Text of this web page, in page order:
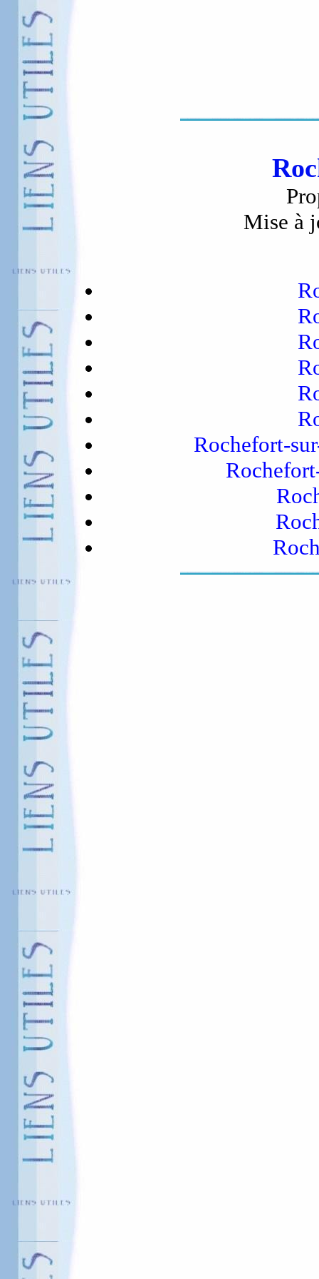
Mise à
Rochefort-